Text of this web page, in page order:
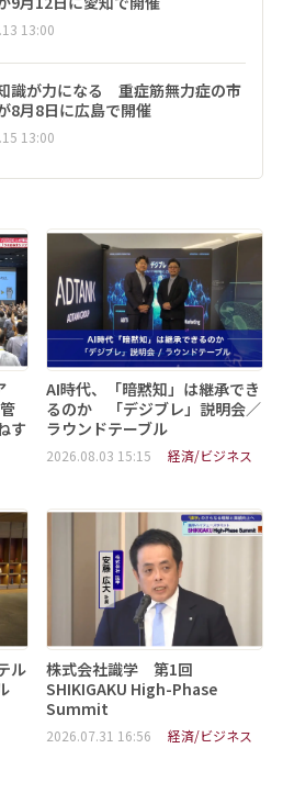
13:00
識が力になる 重症筋無力症の市
8月8日に広島で開催
13:00
す
AI時代、「暗黙知」は継承でき
るのか 「デジブレ」説明会／
ラウンドテーブル
2026.08.03 15:15 経済/ビジネス
ル
株式会社識学 第1回
SHIKIGAKU High-Phase
Summit
2026.07.31 16:56 経済/ビジネス